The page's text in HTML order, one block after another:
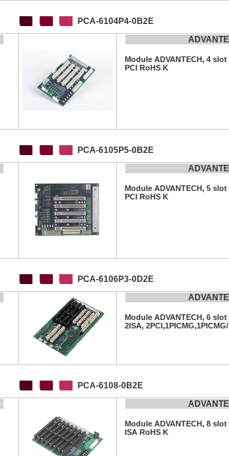
PCA-6104P4-0B2E
Module ADVANTECH, 4 slot
PCI RoHS K
PCA-6105P5-0B2E
Module ADVANTECH, 5 slot
PCI RoHS K
PCA-6106P3-0D2E
Module ADVANTECH, 6 slot
2ISA,
PCA-6108-0B2E
Module ADVANTECH, 8 slot
ISA RoHS K